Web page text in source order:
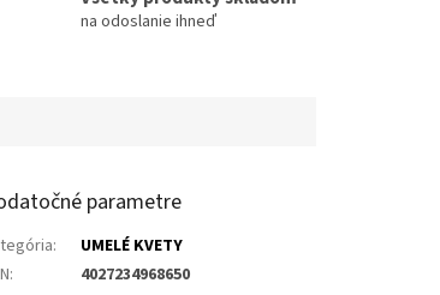
na odoslanie ihneď
parametre
:
UMELÉ KVETY
: 4027234968650